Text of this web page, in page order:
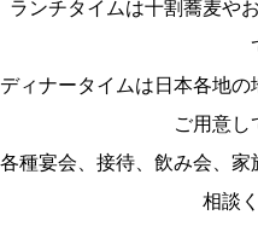
ランチタイムは十割蕎麦や
ディナータイムは日本各地
ご用意し
各種宴会、接待、飲み会、
相談